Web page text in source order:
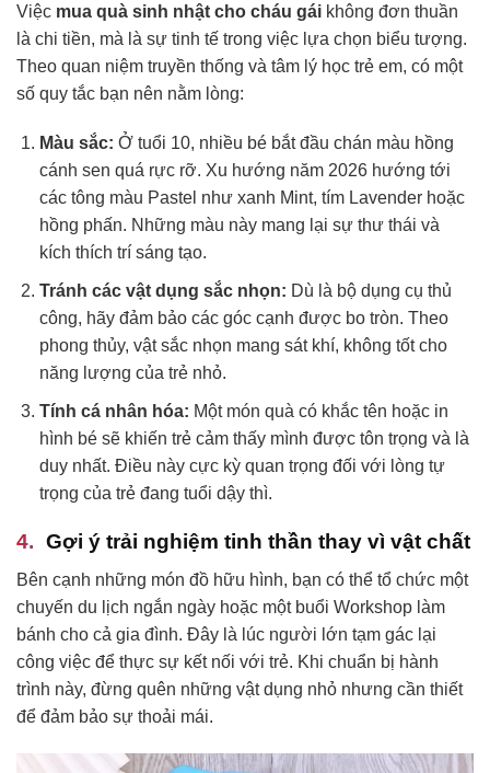
Việc mua quà sinh nhật cho cháu gái không đơn thuần
là chi tiền, mà là sự tinh tế trong việc lựa chọn biểu tượng.
Theo quan niệm truyền thống và tâm lý học trẻ em, có một
số quy tắc bạn nên nằm lòng:
Màu sắc: Ở tuổi 10, nhiều bé bắt đầu chán màu hồng
cánh sen quá rực rỡ. Xu hướng năm 2026 hướng tới
các tông màu Pastel như xanh Mint, tím Lavender hoặc
hồng phấn. Những màu này mang lại sự thư thái và
kích thích trí sáng tạo.
Tránh các vật dụng sắc nhọn: Dù là bộ dụng cụ thủ
công, hãy đảm bảo các góc cạnh được bo tròn. Theo
phong thủy, vật sắc nhọn mang sát khí, không tốt cho
năng lượng của trẻ nhỏ.
Tính cá nhân hóa: Một món quà có khắc tên hoặc in
hình bé sẽ khiến trẻ cảm thấy mình được tôn trọng và là
duy nhất. Điều này cực kỳ quan trọng đối với lòng tự
trọng của trẻ đang tuổi dậy thì.
Gợi ý trải nghiệm tinh thần thay vì vật chất
Bên cạnh những món đồ hữu hình, bạn có thể tổ chức một
chuyến du lịch ngắn ngày hoặc một buổi Workshop làm
bánh cho cả gia đình. Đây là lúc người lớn tạm gác lại
công việc để thực sự kết nối với trẻ. Khi chuẩn bị hành
trình này, đừng quên những vật dụng nhỏ nhưng cần thiết
để đảm bảo sự thoải mái.